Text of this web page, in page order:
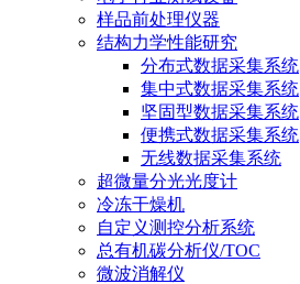
样品前处理仪器
结构力学性能研究
分布式数据采集系统
集中式数据采集系统
坚固型数据采集系统
便携式数据采集系统
无线数据采集系统
超微量分光光度计
冷冻干燥机
自定义测控分析系统
总有机碳分析仪/TOC
微波消解仪